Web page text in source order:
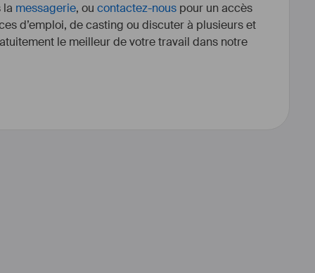
la messagerie, ou contactez-nous pour un accès
d’emploi, de casting ou discuter à plusieurs et
le meilleur de votre travail dans notre